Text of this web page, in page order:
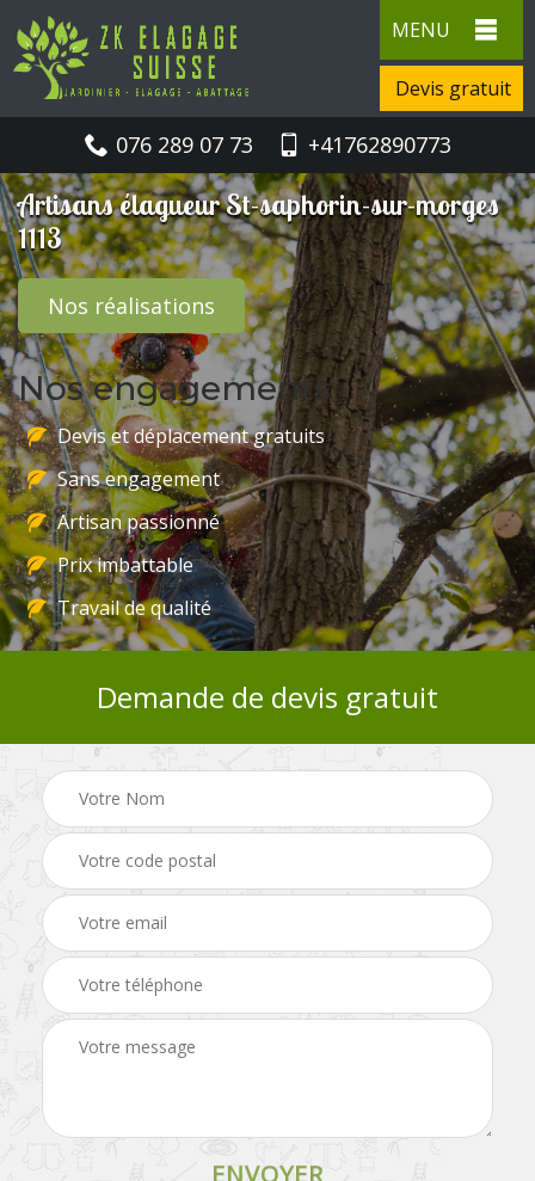
MENU
Devis gratuit
076 289 07 73 +41762890773
Artisans élagueur St-saphorin-sur-morges
1113
Nos réalisations
Nos engagements
Devis et déplacement gratuits
Sans engagement
Artisan passionné
Prix imbattable
Travail de qualité
Demande de devis gratuit